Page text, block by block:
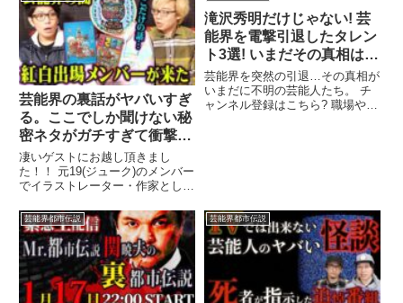
芸能界の裏話がヤバいすぎ
る。ここでしか聞けない秘
密ネタがガチすぎて衝撃的
だった…【 都市伝説 芸能
界 闇 326 19 ジューク 】
凄いゲストにお越し頂きまし
た！！ 元19(ジューク)のメンバー
でイラストレーター・作家として
...関連ツイート
滝沢秀明だけじゃない! 芸
能界を電撃引退したタレン
ト3選! いまだその真相は謎
のまま…
芸能界を突然の引退…その真相が
いまだに不明の芸能人たち。 チ
ャンネル登録はこちら? 職場や学
芸能界都市伝説 芸能界都市伝説